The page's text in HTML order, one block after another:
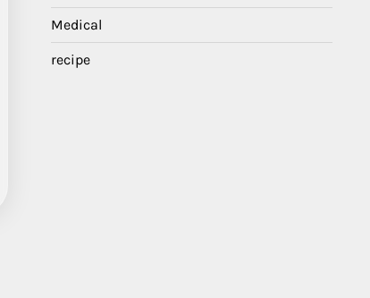
Medical
recipe